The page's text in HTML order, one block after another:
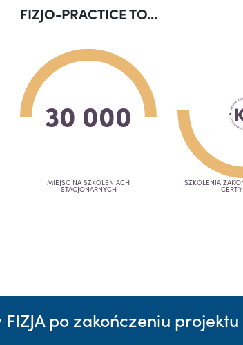
FIZJO-PRACTICE TO...
30 000
MIEJSC NA SZKOLENIACH
STACJONARNYCH
SZKOLENIA
po zakończeniu